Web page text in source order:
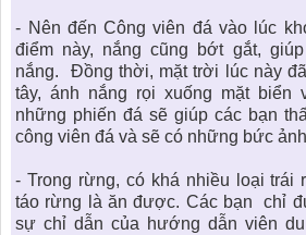
- Nên đến Công viên đá vào lúc
điểm này, nắng cũng bớt gắt,
nắng. Đồng thời, mặt trời lúc này
tây, ánh nắng rọi xuống mặt biển
những phiến đá sẽ giúp các bạn
công viên đá và sẽ có những bức
- Trong rừng, có khá nhiều loại trái
táo rừng là ăn được. Các bạn chỉ
sự chỉ dẫn của hướng dẫn viên